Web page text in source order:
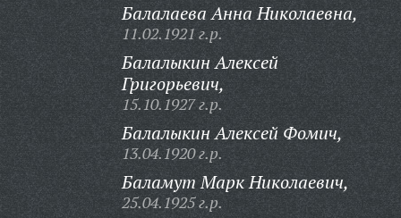
Балалаева Анна Николаевна,
11.02.1921 г.р.
Балалыкин Алексей
Григорьевич,
15.10.1927 г.р.
Балалыкин Алексей Фомич,
13.04.1920 г.р.
Баламут Марк Николаевич,
25.04.1925 г.р.